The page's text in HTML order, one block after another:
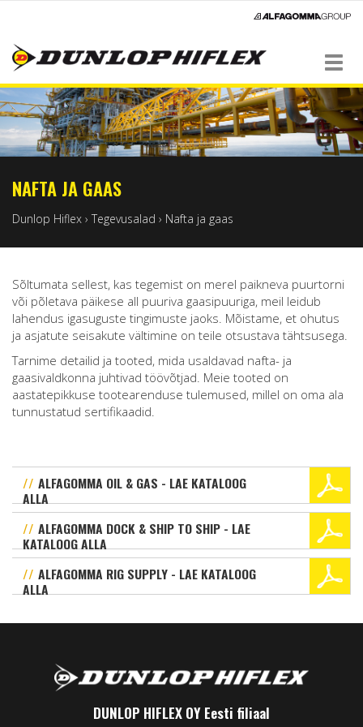
Navigation
NAFTA JA GAAS
Dunlop Hiflex › Tegevusalad › Nafta ja gaas
Sõltumata sellest, kas tegemist on merel paikneva puurtorni
või põletava päikese all puuriva gaasipuuriga, meil leidub
lahendus igasuguste tingimuste jaoks. Mõistame, et ohutus
ja asjatute seisakute vältimine on teile otsustava tähtsusega.
Tarnime detailid ja tooted, mida usaldavad nafta- ja
gaasivaldkonna juhtivad töövõtjad. Meie tooted on
aastatepikkuse tootearenduse tulemused, millel on oma ala
tunnustatud sertifikaadid.
ALFAGOMMA OIL & GAS - LAE KATALOOG
ALLA
ALFAGOMMA DOCK & SHIP TO SHIP - LAE
KATALOOG ALLA
ALFAGOMMA RIG SUPPLY - LAE KATALOOG
ALLA
DUNLOP HIFLEX OY Eesti filiaal